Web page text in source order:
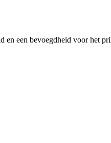
en een bevoegdheid voor het